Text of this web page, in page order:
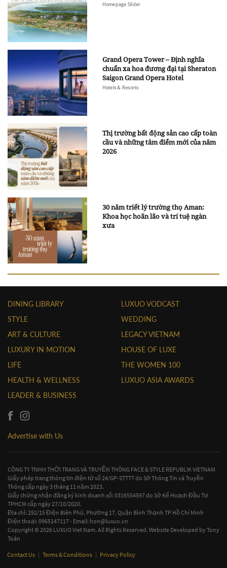
Homepage Slider
Grand Opera Tower – Định nghĩa
chuẩn xa hoa đương đại tại Sheraton
Saigon Grand Opera Hotel
Hotels & Resorts
Thị trường bất động sản cao cấp toàn
cầu và những tâm điểm mới của năm
2026
30 năm triết lý trường thọ Aman:
Khoa học hoãn lão và trí tuệ ngàn
xưa
DINING LIBRARY
STYLE
ART & CULTURE
LUXURY IN MOTION
LIFE
HEALTH & WELLNESS
LEADER & BUSINESS
LUXUO VODCAST
WEDDING
LEGACY VIETNAM
HOUSE OF LUXE
THE WOMEN 100
LUXUO ASIA AWARDS
Advertise with Us
CÔNG TY TNHH THỜI TRANG VÀ TRUYỀN THÔNG FACE & STYLE REPUBLIK VIETNAM
Giấy phép trang thông tin điện tử số 24/GP-STTTT do Sở Thông Tin và Truyền
Thông cấp ngày 3 tháng 11 năm 2023.
Giấy chứng nhận đăng ký kinh doanh số: 0316554597 do Sở Kế Hoạch Đầu Tư
TPHCM cấp ngày 27/10/2020.
Địa chỉ: 292/15 Điện Biên Phủ, Phường 17, Quận Bình Thạnh TP Hồ Chí Minh
Điện thoại: 0965147117 - Email: hon@luxuo.vn
Copyright © 2026 LUXUO Viet Nam. All Rights Reserved. Website Developed byTony
Toàn
Contact Us | Terms & Conditions | Privacy Policy